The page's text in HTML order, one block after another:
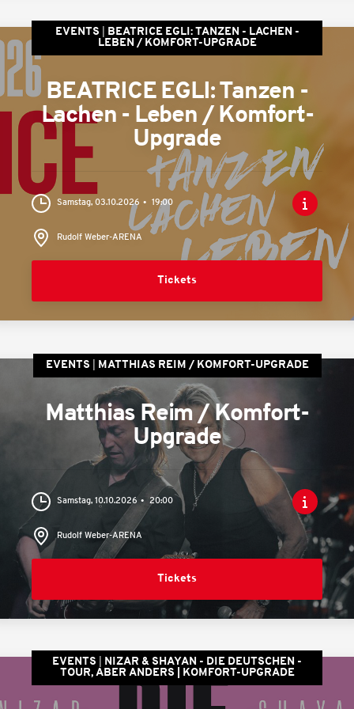
EVENTS
BEATRICE EGLI: TANZEN - LACHEN -
LEBEN / KOMFORT-UPGRADE
BEATRICE EGLI: Tanzen -
Lachen - Leben / Komfort-
Upgrade
Samstag, 03.10.2026 19:00
Rudolf Weber-ARENA
Tickets
EVENTS MATTHIAS REIM / KOMFORT-UPGRADE
Matthias Reim / Komfort-
Upgrade
Samstag, 10.10.2026 20:00
Rudolf Weber-ARENA
Tickets
EVENTS
NIZAR & SHAYAN - DIE DEUTSCHEN -
TOUR, ABER ANDERS | KOMFORT-UPGRADE